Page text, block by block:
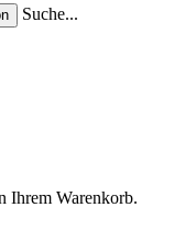
Suche...
Ihrem Warenkorb.